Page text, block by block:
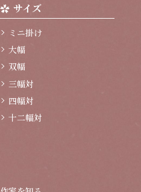
サイズ
ミニ掛け
大幅
双幅
三幅対
四幅対
十二幅対